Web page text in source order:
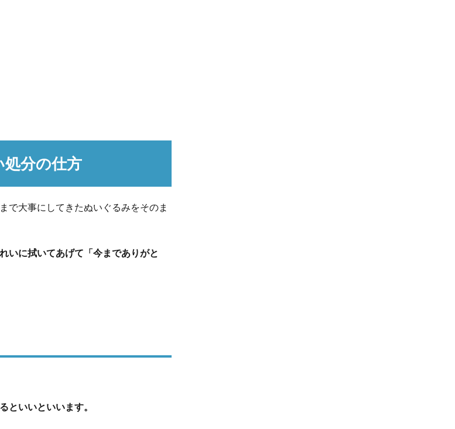
分の仕方
で大事にしてきたぬいぐるみをそのま
いに拭いてあげて「今までありがと
といいといいます。